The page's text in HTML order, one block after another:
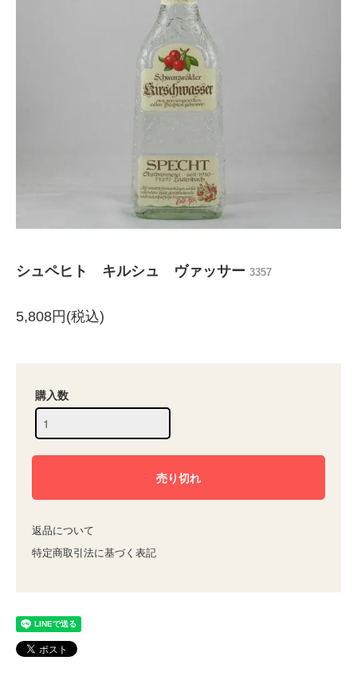
シュペヒト キルシュ ヴァッサー 3357
5,808円(税込)
購入数
返品について
特定商取引法に基づく表記